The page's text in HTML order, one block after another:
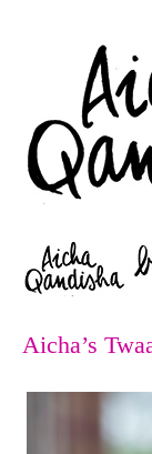
Aicha’s